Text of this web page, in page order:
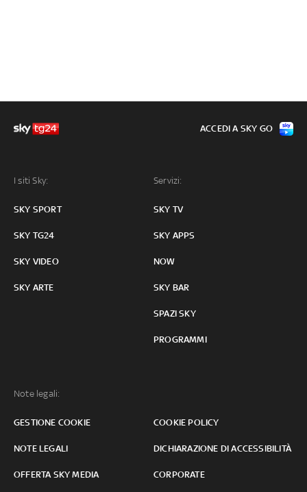
I siti Sky:
SKY SPORT
SKY TG24
SKY VIDEO
SKY ARTE
Servizi:
SKY TV
SKY APPS
NOW
SKY BAR
SPAZI SKY
PROGRAMMI
Note legali:
GESTIONE COOKIE COOKIE POLICY
NOTE LEGALI DICHIARAZIONE DI ACCESSIBILITÀ
OFFERTA SKY MEDIA CORPORATE
ACCEDI A SKY GO